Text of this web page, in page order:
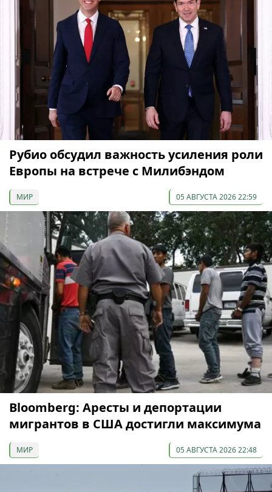
Рубио обсудил важность усиления роли
Европы на встрече с Милибэндом
МИР 05 АВГУСТА 2026 22:59
Bloomberg: Аресты и депортации
мигрантов в США достигли максимума
МИР 05 АВГУСТА 2026 22:48